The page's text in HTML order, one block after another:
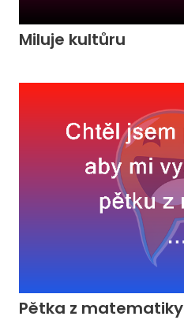
Miluje kultůru
Pětka z matematiky